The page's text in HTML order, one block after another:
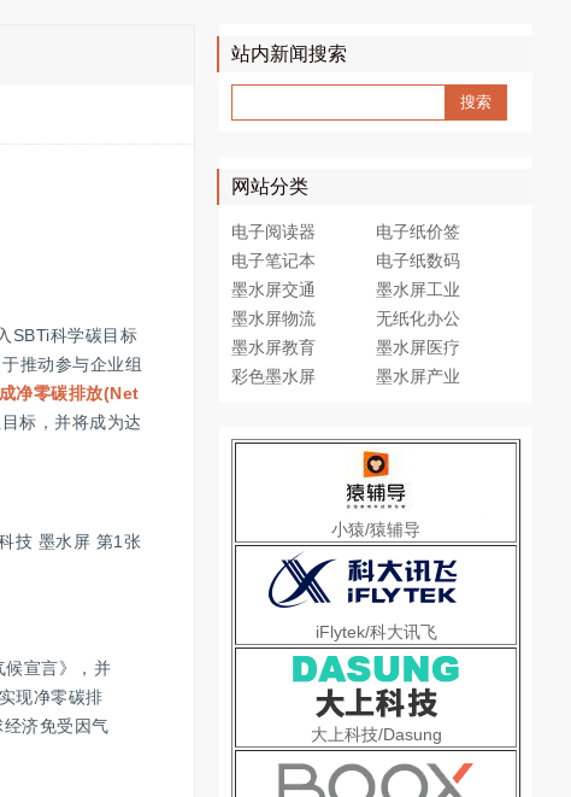
SBTi科学碳目标
推动参与企业组
净零碳排放(Net
标，并将成为达
宣言》，并
现净零碳排
济免受因气
站内新闻搜索
网站分类
电子阅读器
电子纸价签
电子笔记本
电子纸数码
墨水屏交通
墨水屏工业
墨水屏物流
无纸化办公
墨水屏教育
墨水屏医疗
彩色墨水屏
墨水屏产业
小猿/猿辅导
iFlytek/科大讯飞
大上科技/Dasung